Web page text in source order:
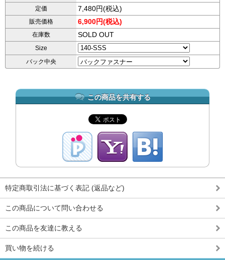
定価 7,480円(税込)
販売価格 6,900円(税込)
在庫数 SOLD OUT
Size
バック中央
この商品を共有する
特定商取引法に基づく表記 (返品など)
この商品について問い合わせる
この商品を友達に教える
買い物を続ける